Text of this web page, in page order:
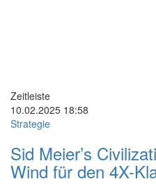
Zeitleiste
10.02.2025 18:58
Strategie
Sid Meier’s
Wind für den 4X-